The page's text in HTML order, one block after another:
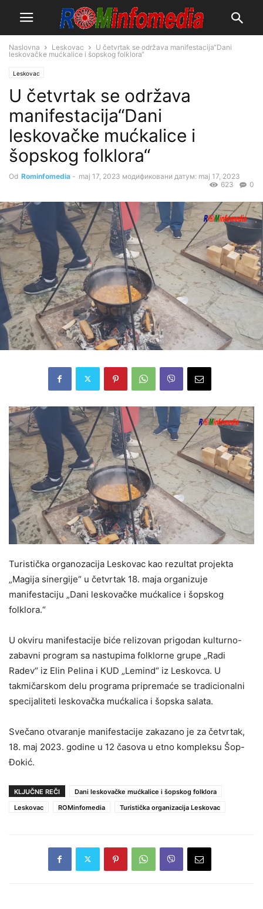
Naslovna Leskovac
U četvrtak se održava manifestacija“Dani
leskovačke mućkalice i šopskog folklora“
Leskovac
U četvrtak se održava
manifestacija“Dani
leskovačke mućkalice i
šopskog folklora“
Od Rominfomedia - maj 17, 2023 модификовани датум: maj 17, 2023
0
623
Turistička organozacija Leskovac kao rezultat projekta
„Magija sinergije“ u četvrtak 18. maja organizuje
manifestaciju „Dani leskovačke mućkalice i šopskog
folklora.“
U okviru manifestacije biće relizovan prigodan kulturno-
zabavni program sa nastupima folklorne grupe „Radi
Radev“ iz Elin Pelina i КUD „Lemind“ iz Leskovca. U
takmičarskom delu programa pripremaće se tradicionalni
specijaliteti leskovačka mućkalica i šopska salata.
Svečano otvaranje manifestacije zakazano je za četvrtak,
18. maj 2023. godine u 12 časova u etno kompleksu Šop-
Đokić.
KLJUČNE REČI
Dani leskovačke mućkalice i šopskog folklora
Leskovac
ROMinfomedia Turistička organizacija Leskovac